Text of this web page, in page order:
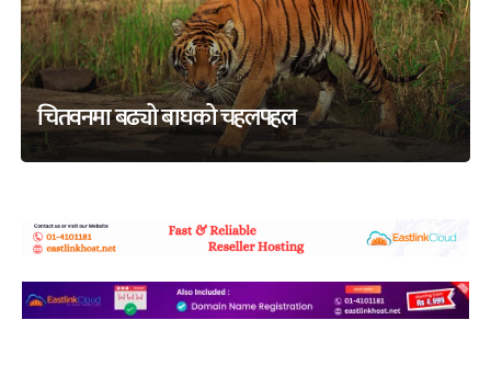
चितवनमा बढ्यो बाघको चहलपहल